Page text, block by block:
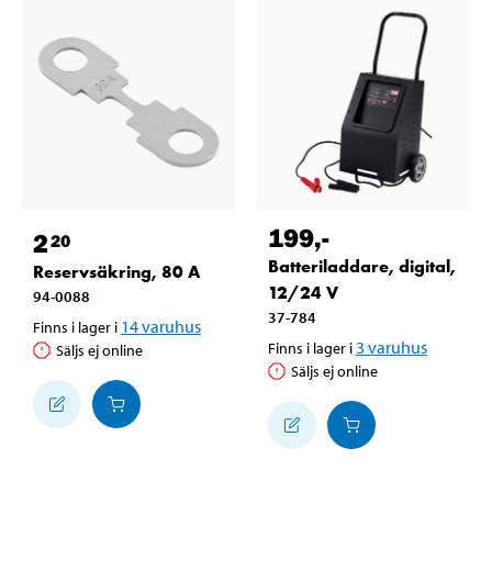
220
Reservsäkring, 80 A
94-0088
Finns i lager i 14varuhus
Säljs ej online
199,-
Batteriladdare, digital,
12/24 V
37-784
Finns i lager i 3 varuhus
Säljs ej online